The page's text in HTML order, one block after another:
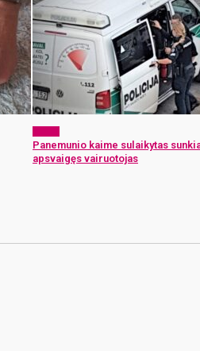
Panemunio kaime sulaikytas
apsvaigęs vairuotojas